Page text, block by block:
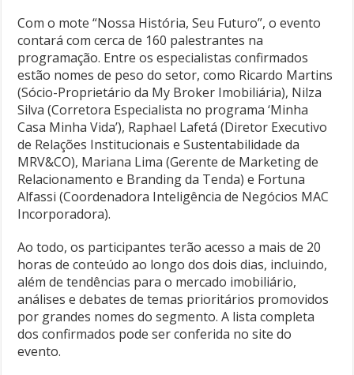
Com o mote “Nossa História, Seu Futuro”, o evento
contará com cerca de 160 palestrantes na
programação. Entre os especialistas confirmados
estão nomes de peso do setor, como Ricardo Martins
(Sócio-Proprietário da My Broker Imobiliária), Nilza
Silva (Corretora Especialista no programa ‘Minha
Casa Minha Vida’), Raphael Lafetá (Diretor Executivo
de Relações Institucionais e Sustentabilidade da
MRV&CO), Mariana Lima (Gerente de Marketing de
Relacionamento e Branding da Tenda) e Fortuna
Alfassi (Coordenadora Inteligência de Negócios MAC
Incorporadora).
Ao todo, os participantes terão acesso a mais de 20
horas de conteúdo ao longo dos dois dias, incluindo,
além de tendências para o mercado imobiliário,
análises e debates de temas prioritários promovidos
por grandes nomes do segmento. A lista completa
dos confirmados pode ser conferida no site do
evento.